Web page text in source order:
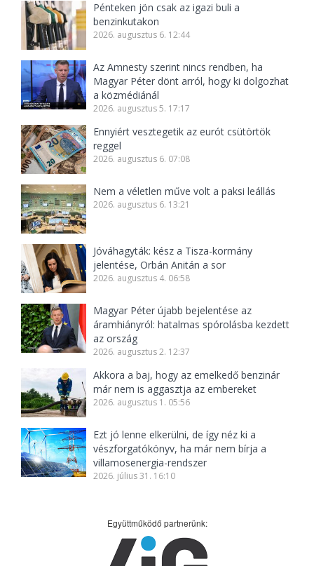
Pénteken jön csak az igazi buli a
benzinkutakon
2026. augusztus 6. 12:44
Az Amnesty szerint nincs rendben, ha
Magyar Péter dönt arról, hogy ki dolgozhat
a közmédiánál
2026. augusztus 5. 17:17
Ennyiért vesztegetik az eurót csütörtök
reggel
2026. augusztus 6. 07:08
Nem a véletlen műve volt a paksi leállás
2026. augusztus 6. 13:21
Jóváhagyták: kész a Tisza-kormány
jelentése, Orbán Anitán a sor
2026. augusztus 4. 06:58
Magyar Péter újabb bejelentése az
áramhiányról: hatalmas spórolásba kezdett
az ország
2026. augusztus 2. 12:37
Akkora a baj, hogy az emelkedő benzinár
már nem is aggasztja az embereket
2026. augusztus 1. 05:56
Ezt jó lenne elkerülni, de így néz ki a
vészforgatókönyv, ha már nem bírja a
villamosenergia-rendszer
2026. július 31. 16:10
Együttműködő partnerünk: